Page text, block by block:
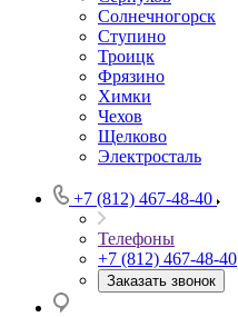
Солнечногорск
Ступино
Троицк
Фрязино
Химки
Чехов
Щелково
Электросталь
+7 (812) 467-48-40
Телефоны
+7 (812) 467-48-40
Заказать звонок